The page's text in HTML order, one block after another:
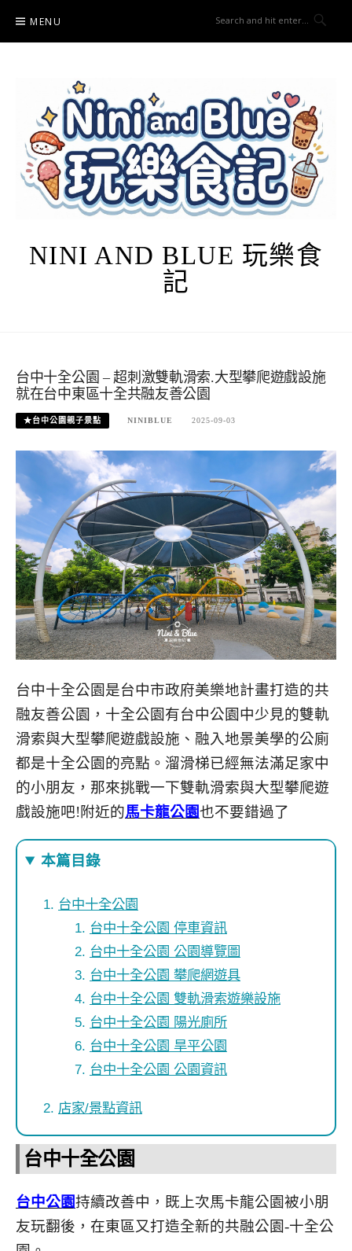
content
MENU
NINI AND BLUE 玩樂食
記
台中十全公園 – 超刺激雙軌滑索.大型攀爬遊戲設施
就在台中東區十全共融友善公園
★台中公園親子景點 NINIBLUE 2025-09-03
台中十全公園是台中市政府美樂地計畫打造的共
融友善公園，十全公園有台中公園中少見的雙軌
滑索與大型攀爬遊戲設施、融入地景美學的公廁
都是十全公園的亮點。溜滑梯已經無法滿足家中
的小朋友，那來挑戰一下雙軌滑索與大型攀爬遊
戲設施吧!附近的馬卡龍公園也不要錯過了
本篇目錄
台中十全公園
台中十全公園 停車資訊
台中十全公園 公園導覽圖
台中十全公園 攀爬網遊具
台中十全公園 雙軌滑索遊樂設施
台中十全公園 陽光廁所
台中十全公園 旱平公園
台中十全公園 公園資訊
店家/景點資訊
台中十全公園
台中公園持續改善中，既上次馬卡龍公園被小朋
友玩翻後，在東區又打造全新的共融公園-十全公